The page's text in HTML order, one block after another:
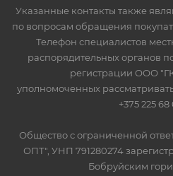
Указанные контакты также
по вопросам обращения
Телефон специалистов
распорядительных органов
регистрации ООО
уполномоченных
+375 225 68
Общество с ограниченной
ОПТ", УНП 791280274
Бобруйским